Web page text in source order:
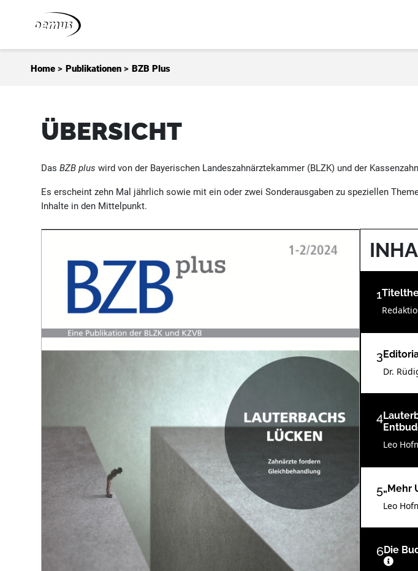
Home > Publikationen > BZB Plus
ÜBERSICHT
DasBZB plus wird von der Bayerischen Landeszahnärztekammer (BLZK) und der
Es erscheint zehn Mal jährlich sowie mit ein oder zwei Sonderausgaben zu speziellen
Inhalte in den Mittelpunkt.
1
3
Dr.
4
Leo
5„Mehr
Leo
6Die